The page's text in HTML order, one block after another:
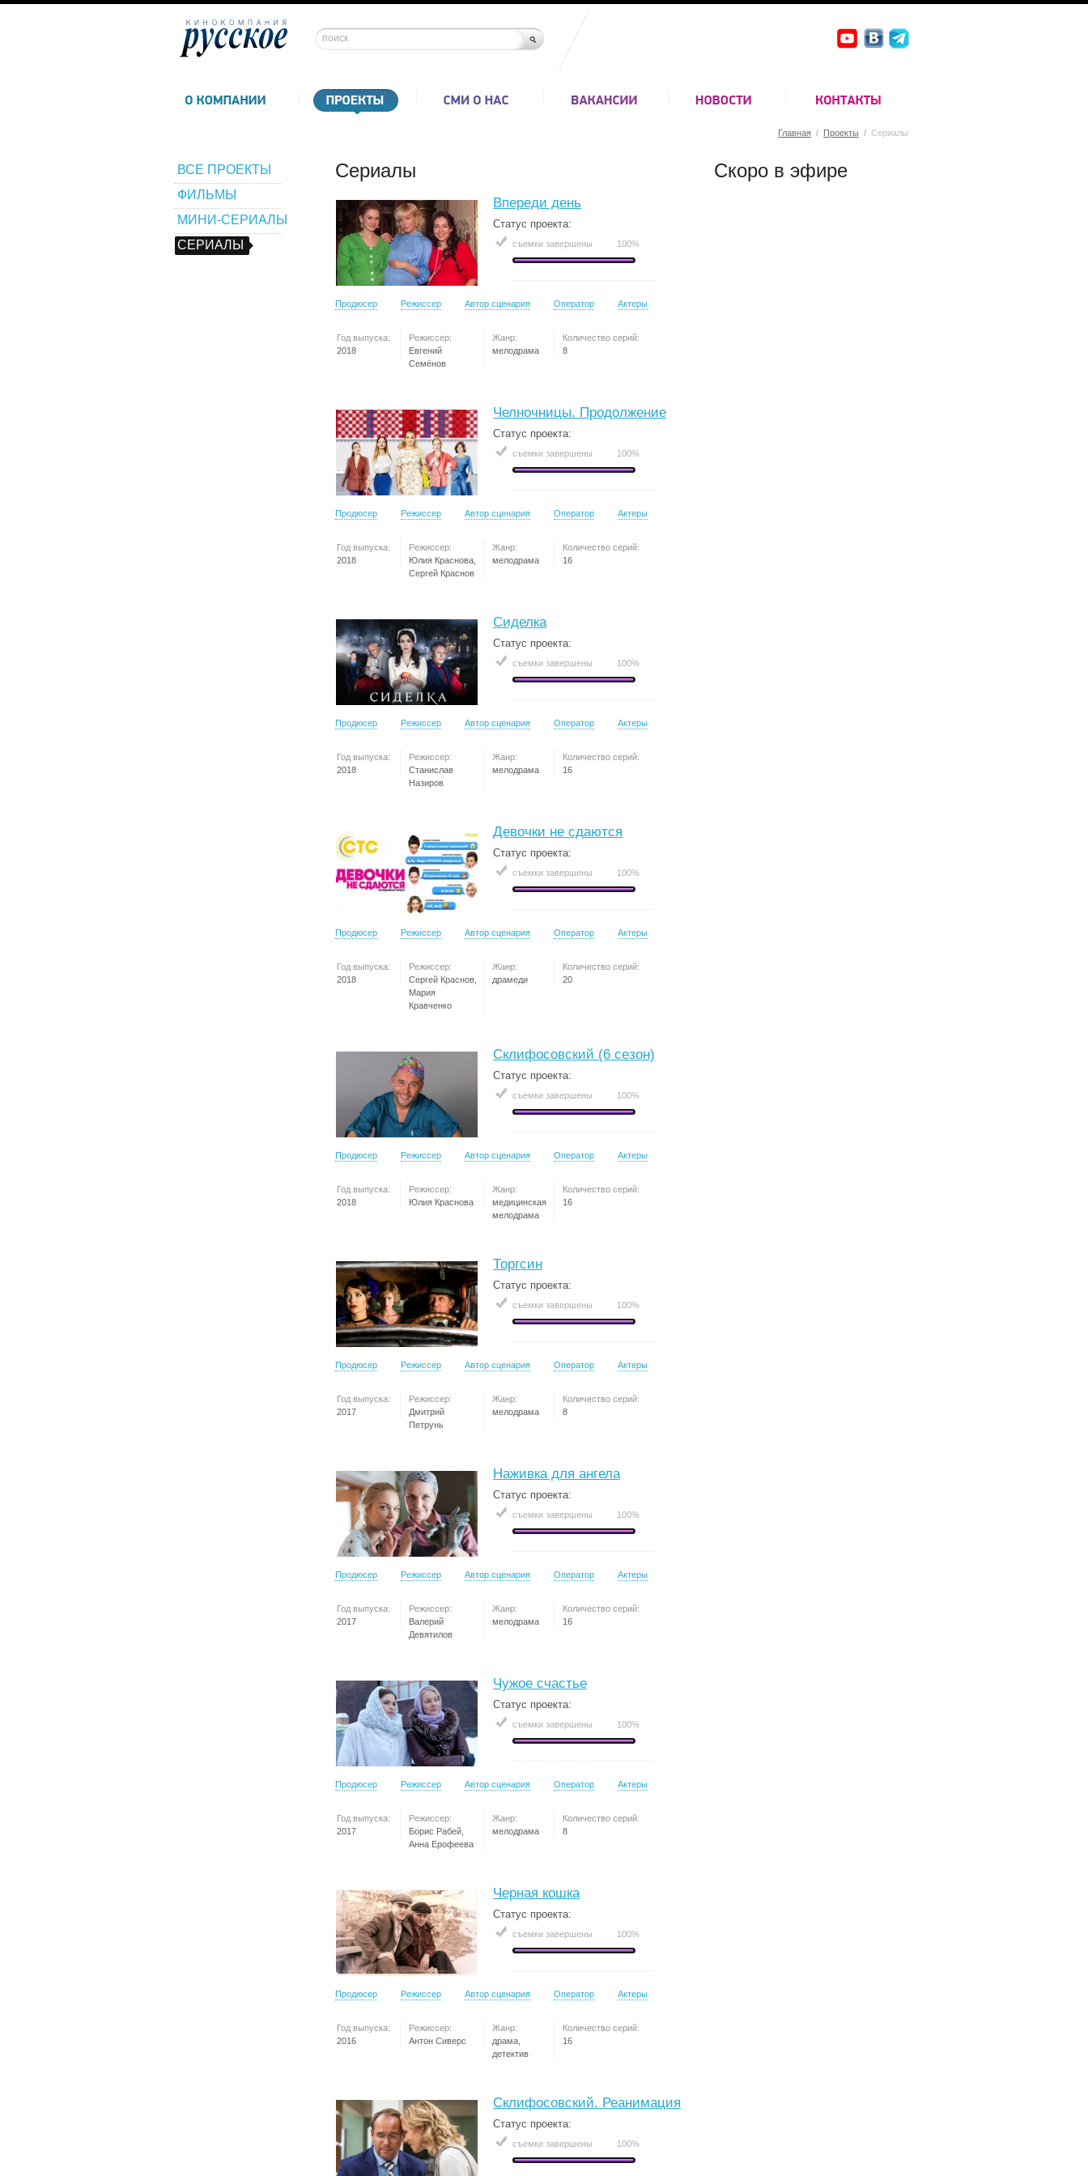
Главная / Проекты / Сериалы
ВСЕ ПРОЕКТЫ
ФИЛЬМЫ
МИНИ-СЕРИАЛЫ
СЕРИАЛЫ
Сериалы
Впереди день
Статус проекта:
съемки завершены 100%
Продюсер Режиссер Автор сценария Оператор Актеры
Год выпуска:
2018
Режиссер:
Евгений
Семёнов
Жанр:
мелодрама
Количество серий:
8
Челночницы. Продолжение
Статус проекта:
съемки завершены 100%
Продюсер Режиссер Автор сценария Оператор Актеры
Год выпуска:
2018
Режиссер:
Юлия Краснова,
Сергей Краснов
Жанр:
мелодрама
Количество серий:
16
Сиделка
Статус проекта:
съемки завершены 100%
Продюсер Режиссер Автор сценария Оператор Актеры
Год выпуска:
2018
Режиссер:
Станислав
Назиров
Жанр:
мелодрама
Количество серий:
16
Девочки не сдаются
Статус проекта:
съемки завершены 100%
Продюсер Режиссер Автор сценария Оператор Актеры
Год выпуска:
2018
Режиссер:
Сергей Краснов,
Мария
Кравченко
Жанр:
драмеди
Количество серий:
20
Склифосовский (6 сезон)
Статус проекта:
съемки завершены 100%
Продюсер Режиссер Автор сценария Оператор Актеры
Год выпуска:
2018
Режиссер:
Юлия Краснова
Жанр:
медицинская
мелодрама
Количество серий:
16
Торгсин
Статус проекта:
съемки завершены 100%
Продюсер Режиссер Автор сценария Оператор Актеры
Год выпуска:
2017
Режиссер:
Дмитрий
Петрунь
Жанр:
мелодрама
Количество серий:
8
Наживка для ангела
Статус проекта:
съемки завершены 100%
Продюсер Режиссер Автор сценария Оператор Актеры
Год выпуска:
2017
Режиссер:
Валерий
Девятилов
Жанр:
мелодрама
Количество серий:
16
Чужое счастье
Статус проекта:
съемки завершены 100%
Продюсер Режиссер Автор сценария Оператор Актеры
Год выпуска:
2017
Режиссер:
Борис Рабей,
Анна Ерофеева
Жанр:
мелодрама
Количество серий:
8
Черная кошка
Статус проекта:
съемки завершены 100%
Продюсер Режиссер Автор сценария Оператор Актеры
Год выпуска:
2016
Режиссер:
Антон Сиверс
Жанр:
драма,
детектив
Количество серий:
16
Склифосовский. Реанимация
Статус проекта:
съемки завершены 100%
Скоро в эфире